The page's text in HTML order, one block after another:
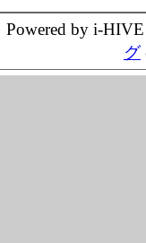
Powered by i-
グ